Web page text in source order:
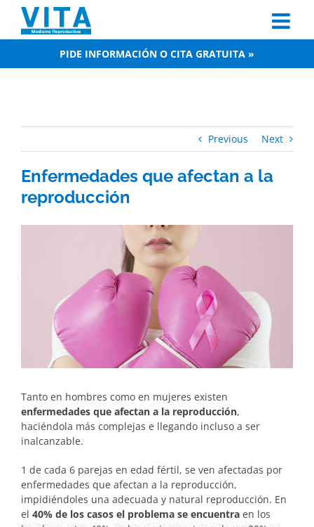
content
PIDE INFORMACIÓN O CITA GRATUITA »
Previous Next
Enfermedades que afectan a la
reproducción
Tanto en hombres como en mujeres existen
enfermedades que afectan a la reproducción,
haciéndola más complejas e llegando incluso a ser
inalcanzable.
1 de cada 6 parejas en edad fértil, se ven afectadas por
enfermedades que afectan a la reproducción,
impidiéndoles una adecuada y natural reproducción. En
el 40% de los casos el problema se encuentra en los